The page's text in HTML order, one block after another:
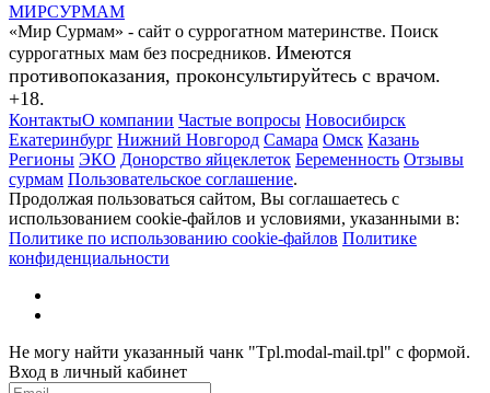
МИРСУРМАМ
«Мир Сурмам» - сайт о суррогатном материнстве. Поиск
суррогатных мам без посредников. Имеются
противопоказания, проконсультируйтесь с врачом.
+18.
КонтактыО компании Частые вопросы Новосибирск
Екатеринбург Нижний Новгород Самара Омск Казань
Регионы ЭКО Донорство яйцеклеток Беременность Отзывы
сурмам Пользовательское соглашение.
Продолжая пользоваться сайтом, Вы соглашаетесь с
использованием cookie-файлов и условиями, указанными в:
Политике по использованию cookie-файлов Политике
конфиденциальности
Не могу найти указанный чанк "Tpl.modal-mail.tpl" с формой.
Вход в личный кабинет